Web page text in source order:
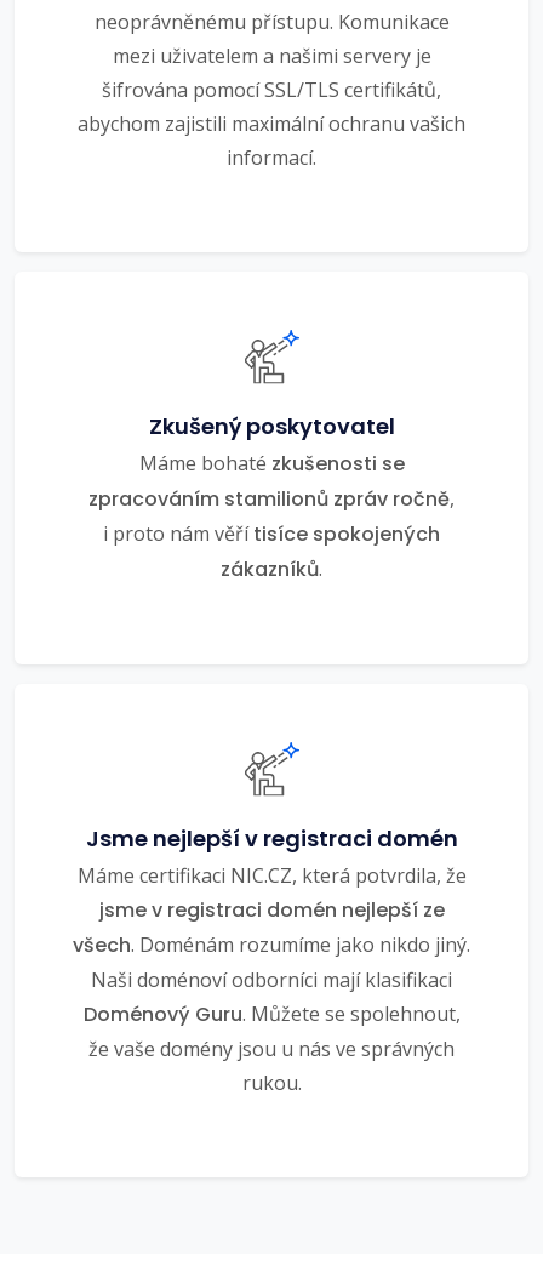
neoprávněnému přístupu. Komunikace
mezi uživatelem a našimi servery je
šifrována pomocí SSL/TLS certifikátů,
abychom zajistili maximální ochranu vašich
informací.
Zkušený poskytovatel
Máme bohaté zkušenosti se
zpracováním stamilionů zpráv ročně,
i proto nám věřítisíce spokojených
zákazníků.
Jsme nejlepší v registraci domén
Máme certifikaci NIC.CZ, která potvrdila, že
jsme v registraci domén nejlepší ze
všech. Doménám rozumíme jako nikdo jiný.
Naši doménoví odborníci mají klasifikaci
Doménový Guru. Můžete se spolehnout,
že vaše domény jsou u nás ve správných
rukou.